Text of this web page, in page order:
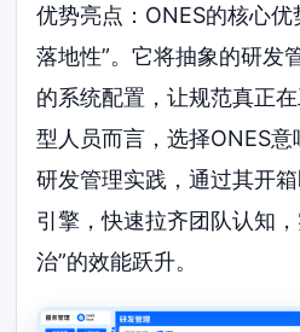
优势亮点：ONES的核心优
落地性”。它将抽象的研发
的系统配置，让规范真正
型人员而言，选择ONES
研发管理实践，通过其开
引擎，快速拉齐团队认知
治”的效能跃升。